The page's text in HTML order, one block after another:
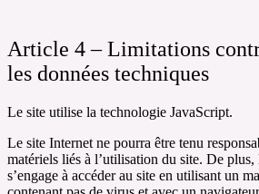
Article 4 – Limitations
les données techniques
Le site utilise la technologie JavaScript.
Le site Internet ne pourra être tenu
matériels liés à l’utilisation du site. De plus,
s’engage à accéder au site en utilisant un